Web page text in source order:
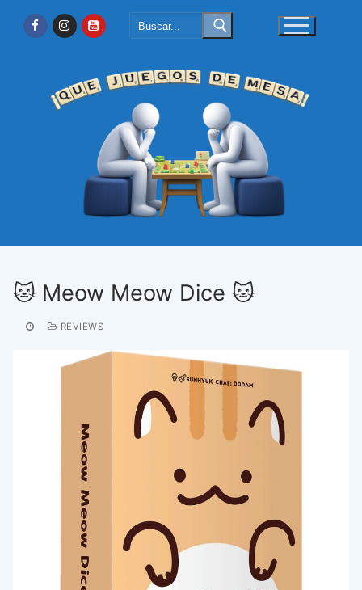
Buscar:
🐱 Meow Meow Dice 🐱
REVIEWS